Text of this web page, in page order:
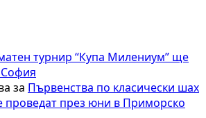
турнир “Купа Милениум” ще
за Първенства по класически шах
проведат през юни в Приморско